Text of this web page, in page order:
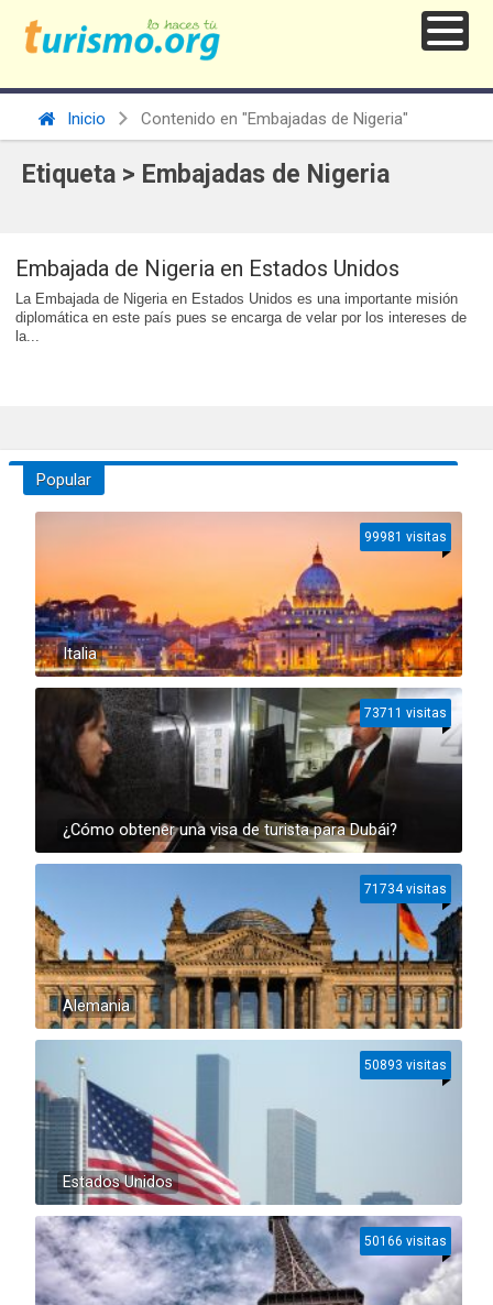
Inicio Contenido en "Embajadas de Nigeria"
Etiqueta > Embajadas de Nigeria
Embajada de Nigeria en Estados Unidos
La Embajada de Nigeria en Estados Unidos es una importante misión
diplomática en este país pues se encarga de velar por los intereses de
la...
Popular
Italia
99981 visitas
¿Cómo obtener una visa de turista para Dubái?
73711 visitas
Alemania
71734 visitas
Estados Unidos
50893 visitas
50166 visitas